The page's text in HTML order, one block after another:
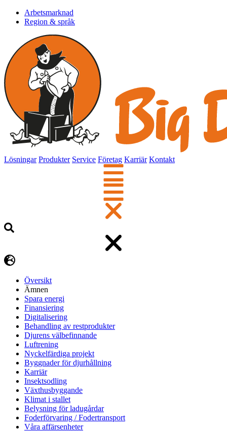
Arbetsmarknad
Region & språk
Lösningar Produkter Service Företag Karriär Kontakt
Översikt
Ämnen
Spara energi
Finansiering
Digitalisering
Behandling av restprodukter
Djurens välbefinnande
Luftrening
Nyckelfärdiga projekt
Byggnader för djurhållning
Karriär
Insektsodling
Växthusbyggande
Klimat i stallet
Belysning för ladugårdar
Foderförvaring / Fodertransport
Våra affärsenheter